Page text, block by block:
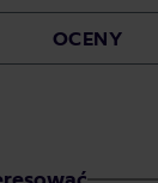
OCENY